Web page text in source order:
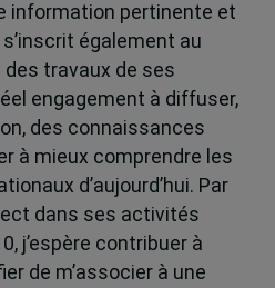
information pertinente et
également au
travaux de ses
engagement à diffuser,
des connaissances
à mieux comprendre les
d’aujourd’hui. Par
dans ses activités
j’espère contribuer à
de m’associer à une